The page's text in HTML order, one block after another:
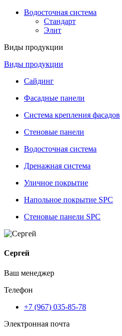
Водосточная система
Стандарт
Элит
Виды продукции
Виды продукции
Сайдинг
Фасадные панели
Система крепления фасадов
Стеновые панели
Водосточная система
Дренажная система
Уличное покрытие
Напольное покрытие SPC
Стеновые панели SPC
Сергей
Ваш менеджер
Телефон
+7 (967) 035-85-78
Электронная почта